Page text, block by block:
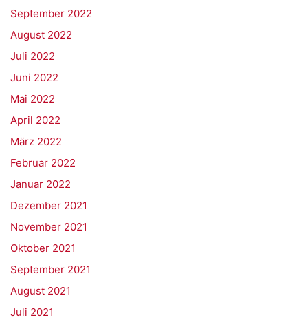
September 2022
August 2022
Juli 2022
Juni 2022
Mai 2022
April 2022
März 2022
Februar 2022
Januar 2022
Dezember 2021
November 2021
Oktober 2021
September 2021
August 2021
Juli 2021